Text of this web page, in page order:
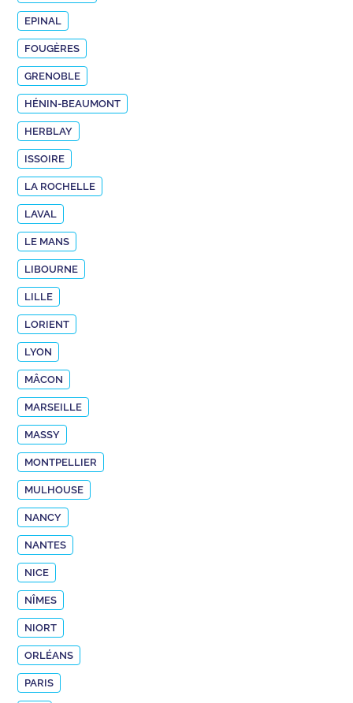
EPINAL
FOUGÈRES
GRENOBLE
HÉNIN-BEAUMONT
HERBLAY
ISSOIRE
LA ROCHELLE
LAVAL
LE MANS
LIBOURNE
LILLE
LORIENT
LYON
MÂCON
MARSEILLE
MASSY
MONTPELLIER
MULHOUSE
NANCY
NANTES
NICE
NÎMES
NIORT
ORLÉANS
PARIS